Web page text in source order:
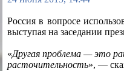
Россия в вопросе
выступая на заседании
«Другая проблема — это
расточительность», —